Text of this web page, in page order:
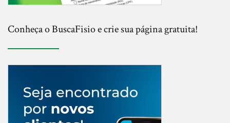
Conheça o BuscaFisio e crie sua página gratuita!